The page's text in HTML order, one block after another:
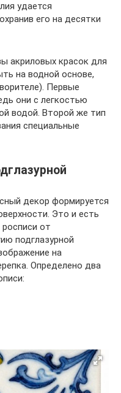
удается
его на десятки
акриловых красок для
на водной основе,
Первые
они с легкостью
водой. Второй же тип
специальные
декор формируется
Это и есть
от
подглазурной
на
Определено два